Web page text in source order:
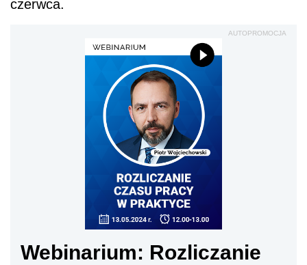
czerwca.
AUTOPROMOCJA
Webinarium: Rozliczanie